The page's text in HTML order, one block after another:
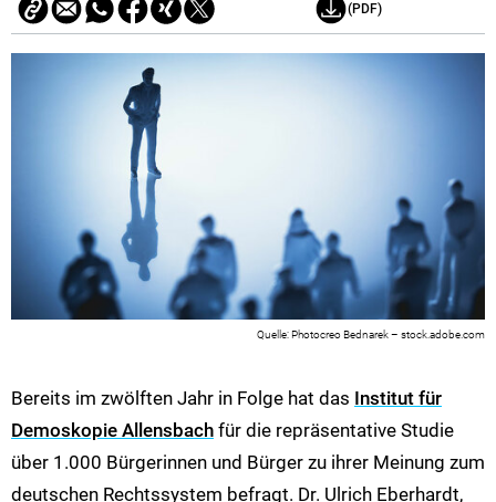
(PDF)
Photocreo Bednarek – stock.adobe.com
Bereits im zwölften Jahr in Folge hat das Institut für
Demoskopie Allensbach für die repräsentative Studie
über 1.000 Bürgerinnen und Bürger zu ihrer Meinung zum
deutschen Rechtssystem befragt. Dr. Ulrich Eberhardt,